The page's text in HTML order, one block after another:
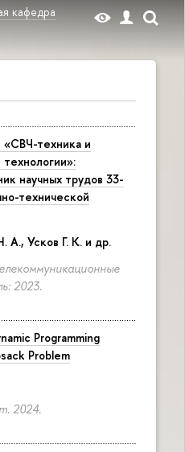
кафедра
«СВЧ-техника и
научных трудов 33-
технической
А., Усков Г. К. и др.
2023.
Programming
Problem
2024.